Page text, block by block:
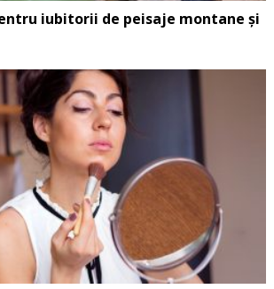
iubitorii de peisaje montane și